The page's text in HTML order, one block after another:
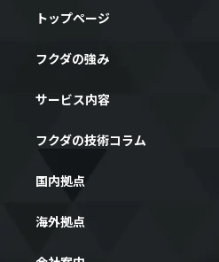
トップページ
フクダの強み
サービス内容
フクダの技術コラム
国内拠点
海外拠点